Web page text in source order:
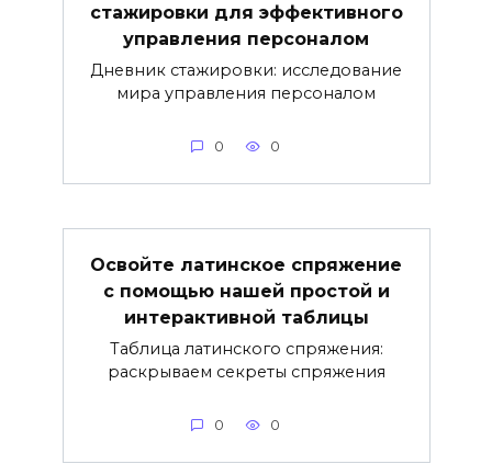
стажировки для эффективного
управления персоналом
Дневник стажировки: исследование
мира управления персоналом
0 0
Освойте латинское спряжение
с помощью нашей простой и
интерактивной таблицы
Таблица латинского спряжения:
раскрываем секреты спряжения
0 0